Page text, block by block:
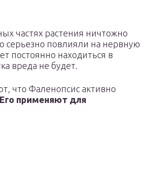
частях растения ничтожно
серьезно повлияли на нервную
постоянно находиться в
вреда не будет.
что Фаленопсис активно
Его применяют для